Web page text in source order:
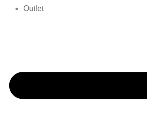
Outlet